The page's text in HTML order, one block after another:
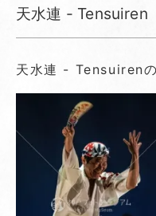
天水連 - Tensuiren
天水連 - Tensuiren